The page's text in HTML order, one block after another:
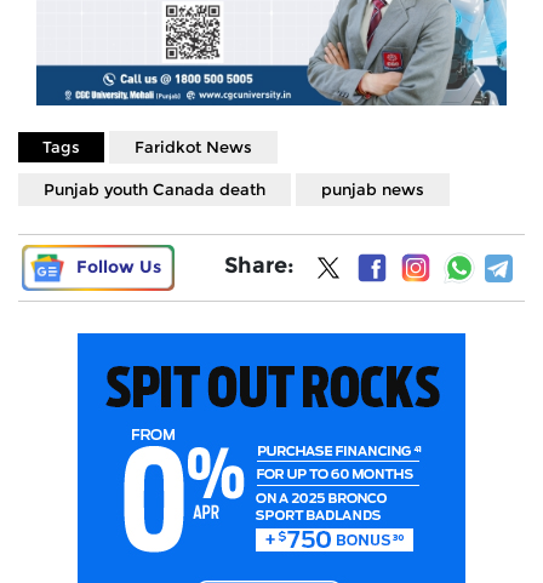
Tags Faridkot News
Punjab youth Canada death punjab news
Follow Us Share: